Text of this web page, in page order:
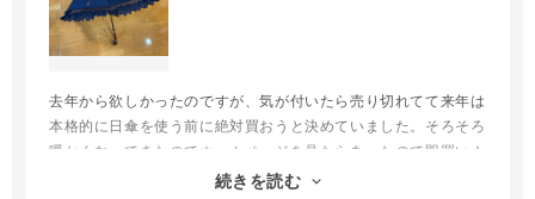
去年から欲しかったのですが、気が付いたら売り切れてて来年は
本格的に日傘を使う前に絶対買おうと決めていました。そろそろ
暖かくなってきたのでホームページを見たらあったので即買い！
百貨店等の店舗にはないWeb限定カラーのコレが自宅に届いた
続きを読む